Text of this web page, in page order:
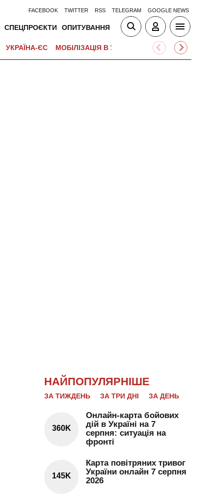
FACEBOOK TWITTER RSS TELEGRAM GOOGLE NEWS
СПЕЦПРОЄКТИ ОПИТУВАННЯ
УКРАЇНА-ЄС МОБІЛІЗАЦІЯ В УКРАЇНІ ВІЙНА НА
НАЙПОПУЛЯРНІШЕ
ЗА ТИЖДЕНЬ ЗА ТРИ ДНІ ЗА ДЕНЬ
360K
Онлайн-карта бойових
дій в Україні на 7
серпня: ситуація на
фронті
145K
Карта повітряних тривог
України онлайн 7 серпня
2026